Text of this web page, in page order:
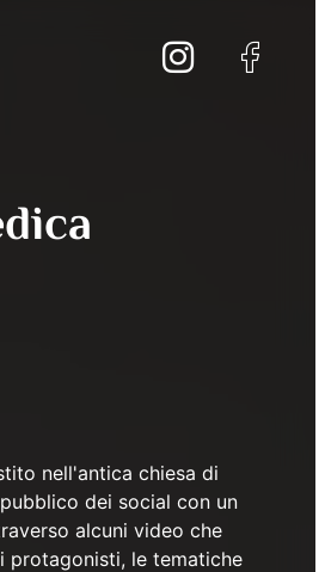
nell'antica chiesa di
dei social con un
alcuni video che
protagonisti, le tematiche